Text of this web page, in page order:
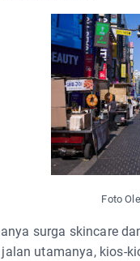
Foto
surga skincare
utamanya, kios-